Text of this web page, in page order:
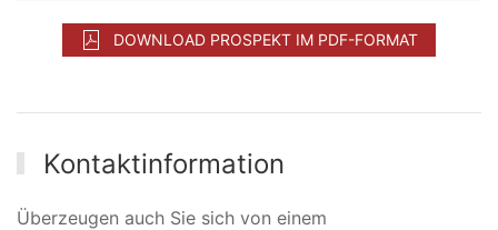
DOWNLOAD PROSPEKT IM PDF-FORMAT
Kontaktinformation
Überzeugen auch Sie sich von einem